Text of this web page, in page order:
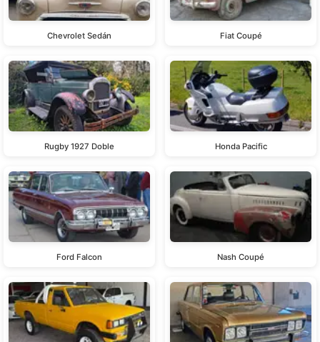
Chevrolet Sedán Fiat Coupé
Rugby 1927 Doble Honda Pacific
Ford Falcon Nash Coupé